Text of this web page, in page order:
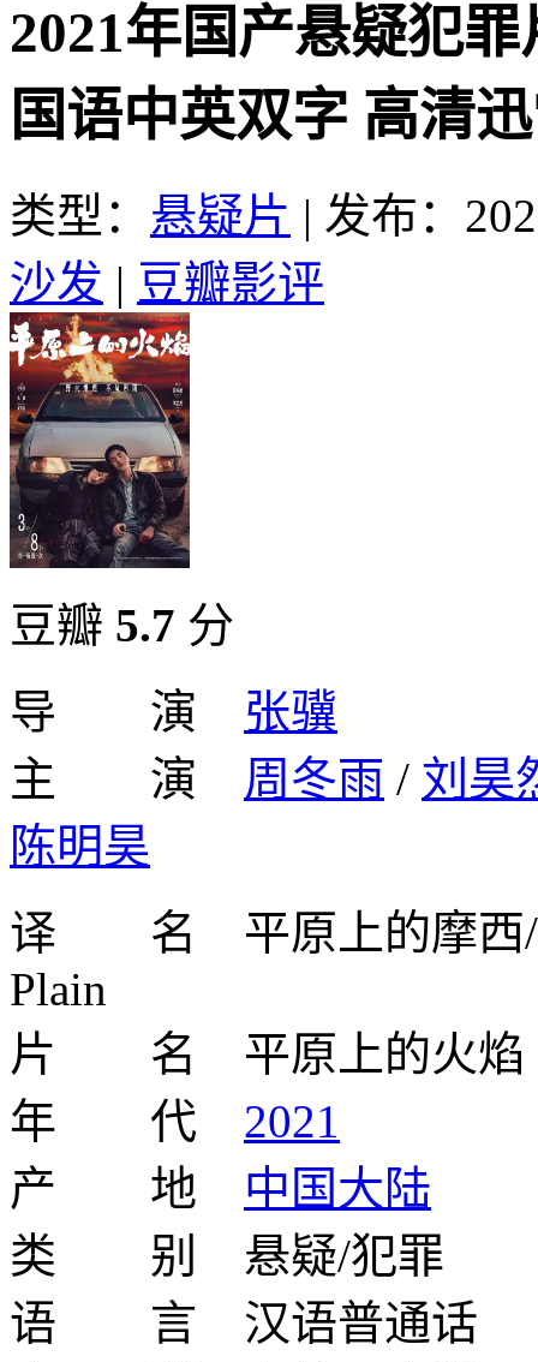
2021年国产悬疑犯
国语中英双字 高清
类型： 悬疑片 | 发布：
沙发 | 豆瓣影评
豆瓣 5.7 分
导 演 张骥
主 演 周冬雨 / 刘昊
陈明昊
译 名 平原上的摩西/
Plain
片 名 平原上的火焰
年 代 2021
产 地 中国大陆
类 别 悬疑/犯罪
语 言 汉语普通话